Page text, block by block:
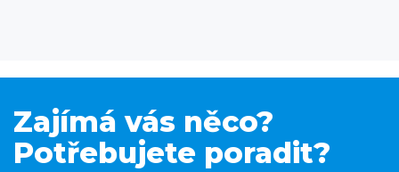
Zajímá vás něco?
Potřebujete poradit?